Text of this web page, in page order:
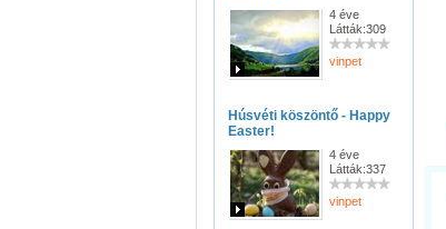
4 éve
Látták:309
vinpet
Húsvéti köszöntő - Happy
Easter!
4 éve
Látták:337
vinpet